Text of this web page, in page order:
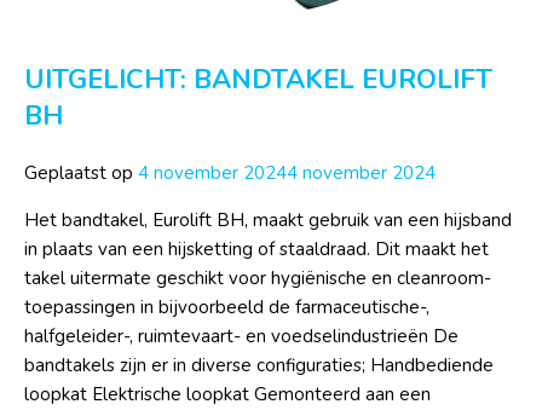
UITGELICHT: BANDTAKEL EUROLIFT
BH
Geplaatst op 4 november 20244 november 2024
Het bandtakel, Eurolift BH, maakt gebruik van een hijsband
in plaats van een hijsketting of staaldraad. Dit maakt het
takel uitermate geschikt voor hygiënische en cleanroom-
toepassingen in bijvoorbeeld de farmaceutische-,
halfgeleider-, ruimtevaart- en voedselindustrieën De
bandtakels zijn er in diverse configuraties; Handbediende
loopkat Elektrische loopkat Gemonteerd aan een